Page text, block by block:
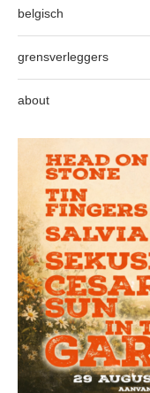
belgisch
grensverleggers
about